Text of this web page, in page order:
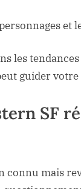
et
les
guider
SF
mais